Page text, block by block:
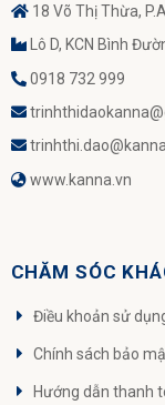
18 Võ Thị Thừa,
Lô D, KCN Bình
0918 732 999
www.kanna.vn
CHĂM SÓC
Điều khoản sử
Chính sách bảo
Hướng dẫn thanh